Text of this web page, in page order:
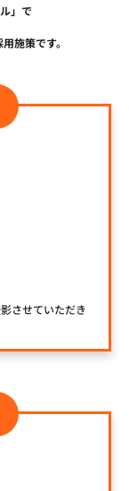
」で
用施策です。
させていただき